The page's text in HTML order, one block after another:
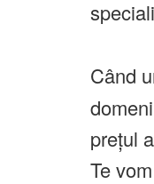
Când
prețul
Te